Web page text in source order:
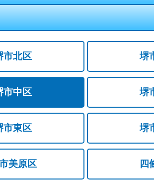
市北区 堺
市中区 堺
市東区 堺
美原区 四